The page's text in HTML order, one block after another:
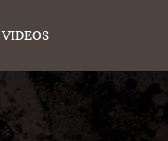
VIDEOS